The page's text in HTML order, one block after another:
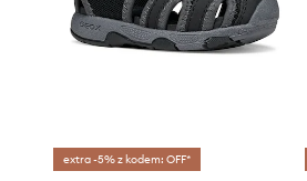
extra -5% z kodem: OFF*